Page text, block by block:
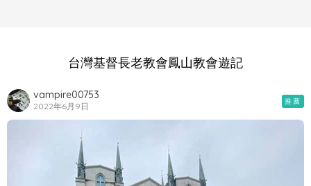
台灣基督長老教會鳳山教會遊記
vampire00753
2022年6月9日 推薦